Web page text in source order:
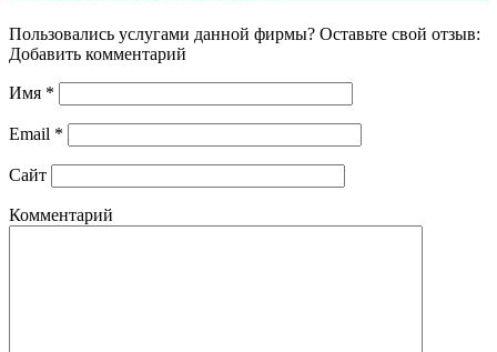
Пользовались услугами данной фирмы? Оставьте свой отзыв:
Добавить комментарий
Имя *
Email *
Сайт
Комментарий